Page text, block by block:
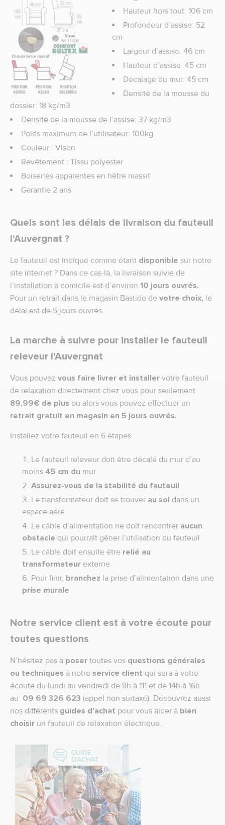
Hauteur hors tout: 106 cm
Profondeur d’assise: 52
cm
Largeur d’assise: 46 cm
Hauteur d’assise: 45 cm
Décalage du mur: 45 cm
Densité de la mousse du
dossier: 18 kg/m3
Densité de la mousse de l’assise: 37 kg/m3
Poids maximum de l’utilisateur: 100kg
Couleur : Vison
Revêtement : Tissu polyester
Boiseries apparentes en hêtre massif
Garantie 2 ans
Quels sont les délais de livraison du fauteuil
l'Auvergnat ?
Le fauteuil est indiqué comme étant disponible sur notre
site internet ? Dans ce cas-là, la livraison suivie de
l’installation à domicile est d’environ 10 jours ouvrés.
Pour un retrait dans le magasin Bastide de votre choix, le
délai est de 5 jours ouvrés.
La marche à suivre pour installer le fauteuil
releveur l'Auvergnat
Vous pouvez vous faire livrer et installer votre fauteuil
de relaxation directement chez vous pour seulement
89,99€ de plus ou alors vous pouvez effectuer un
retrait gratuit en magasin en 5 jours ouvrés.
Installez votre fauteuil en 6 étapes
Le fauteuil releveur doit être décalé du mur d’au
moins 45 cm du mur
Assurez-vous de la stabilité du fauteuil
Le transformateur doit se trouver au sol dans un
espace aéré
Le câble d’alimentation ne doit rencontrer aucun
obstacle qui pourrait gêner l’utilisation du fauteuil
Le câble doit ensuite être relié au
transformateur externe
Pour finir, branchez la prise d’alimentation dans une
prise murale
Notre service client est à votre écoute pour
toutes questions
N’hésitez pas à poser toutes vos questions générales
ou techniques à notre service client qui sera à votre
écoute du lundi au vendredi de 9h à 111 et de 14h à 16h
au 09 69 326 623 (appel non surtaxé). Découvrez aussi
nos différents guides d'achat pour vous aider à bien
choisir un fauteuil de relaxation électrique.